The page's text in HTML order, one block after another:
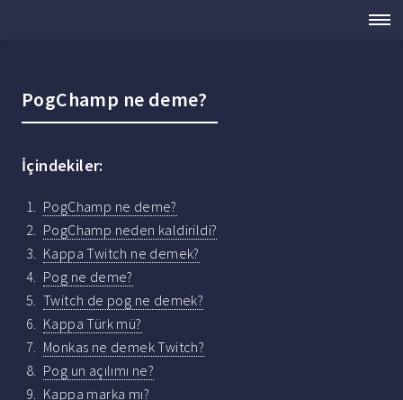
PogChamp ne deme?
İçindekiler:
PogChamp ne deme?
PogChamp neden kaldirildi?
Kappa Twitch ne demek?
Pog ne deme?
Twitch de pog ne demek?
Kappa Türk mü?
Monkas ne demek Twitch?
Pog un açılımı ne?
Kappa marka mı?